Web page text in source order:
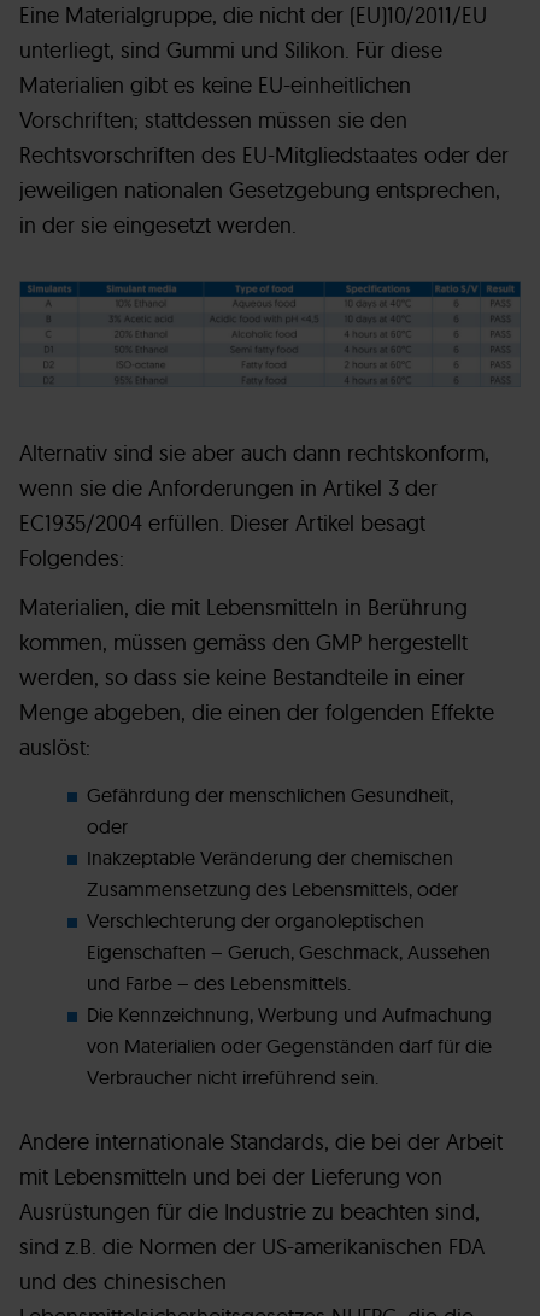
Eine Materialgruppe, die nicht der (EU)10/2011/EU
unterliegt, sind Gummi und Silikon. Für diese
Materialien gibt es keine EU-einheitlichen
Vorschriften; stattdessen müssen sie den
Rechtsvorschriften des EU-Mitgliedstaates oder der
jeweiligen nationalen Gesetzgebung entsprechen,
in der sie eingesetzt werden.
Alternativ sind sie aber auch dann rechtskonform,
wenn sie die Anforderungen in Artikel 3 der
EC1935/2004 erfüllen. Dieser Artikel besagt
Folgendes:
Materialien, die mit Lebensmitteln in Berührung
kommen, müssen gemäss den GMP hergestellt
werden, so dass sie keine Bestandteile in einer
Menge abgeben, die einen der folgenden Effekte
auslöst:
Gefährdung der menschlichen Gesundheit,
oder
Inakzeptable Veränderung der chemischen
Zusammensetzung des Lebensmittels, oder
Verschlechterung der organoleptischen
Eigenschaften – Geruch, Geschmack, Aussehen
und Farbe – des Lebensmittels.
Die Kennzeichnung, Werbung und Aufmachung
von Materialien oder Gegenständen darf für die
Verbraucher nicht irreführend sein.
Andere internationale Standards, die bei der Arbeit
mit Lebensmitteln und bei der Lieferung von
Ausrüstungen für die Industrie zu beachten sind,
sind z.B. die Normen der US-amerikanischen FDA
und des chinesischen